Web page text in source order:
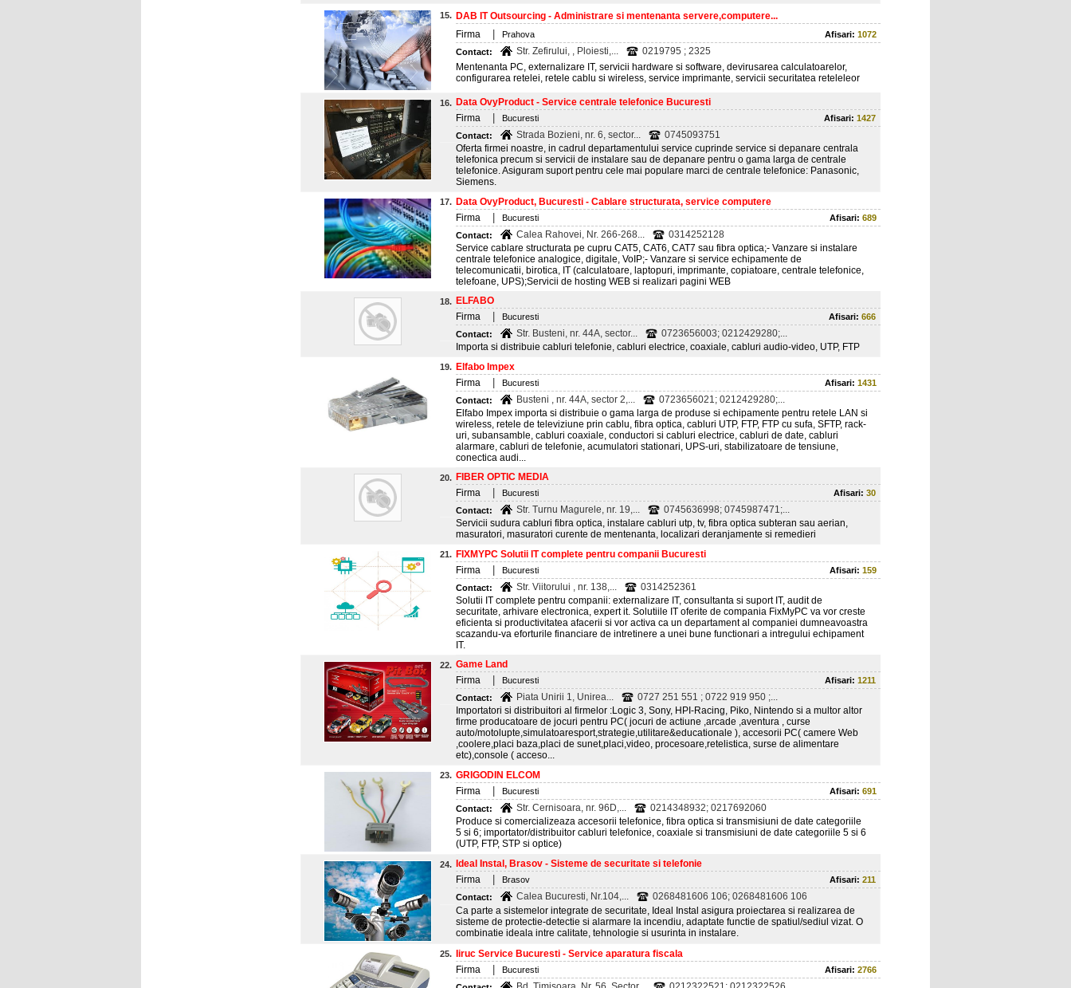
15. DAB IT Outsourcing - Administrare si mentenanta servere,computere...
Firma
Prahova Afisari: 1072
Contact:
Str. Zefirului, , Ploiesti,...
0219795 ; 2325
Mentenanta PC, externalizare IT, servicii hardware si software, devirusarea calculatoarelor,
configurarea retelei, retele cablu si wireless, service imprimante, servicii securitatea reteleleor
16. Data OvyProduct - Service centrale telefonice Bucuresti
Firma
Bucuresti Afisari: 1427
Contact:
Strada Bozieni, nr. 6, sector...
0745093751
Oferta firmei noastre, in cadrul departamentului service cuprinde service si depanare centrala
telefonica precum si servicii de instalare sau de depanare pentru o gama larga de centrale
telefonice. Asiguram suport pentru cele mai populare marci de centrale telefonice: Panasonic,
Siemens.
17. Data OvyProduct, Bucuresti - Cablare structurata, service computere
Firma
Bucuresti Afisari: 689
Contact:
Calea Rahovei, Nr. 266-268...
0314252128
Service cablare structurata pe cupru CAT5, CAT6, CAT7 sau fibra optica;- Vanzare si instalare
centrale telefonice analogice, digitale, VoIP;- Vanzare si service echipamente de
telecomunicatii, birotica, IT (calculatoare, laptopuri, imprimante, copiatoare, centrale telefonice,
telefoane, UPS);Servicii de hosting WEB si realizari pagini WEB
18. ELFABO
Firma
Bucuresti Afisari: 666
Contact:
Str. Busteni, nr. 44A, sector...
0723656003; 0212429280;...
Importa si distribuie cabluri telefonie, cabluri electrice, coaxiale, cabluri audio-video, UTP, FTP
19. Elfabo Impex
Firma
Bucuresti Afisari: 1431
Contact:
Busteni , nr. 44A, sector 2,...
0723656021; 0212429280;...
Elfabo Impex importa si distribuie o gama larga de produse si echipamente pentru retele LAN si
wireless, retele de televiziune prin cablu, fibra optica, cabluri UTP, FTP, FTP cu sufa, SFTP, rack-
uri, subansamble, cabluri coaxiale, conductori si cabluri electrice, cabluri de date, cabluri
alarmare, cabluri de telefonie, acumulatori stationari, UPS-uri, stabilizatoare de tensiune,
conectica audi...
20. FIBER OPTIC MEDIA
Firma
Bucuresti Afisari: 30
Contact:
Str. Turnu Magurele, nr. 19,...
0745636998; 0745987471;...
Servicii sudura cabluri fibra optica, instalare cabluri utp, tv, fibra optica subteran sau aerian,
masuratori, masuratori curente de mentenanta, localizari deranjamente si remedieri
21. FIXMYPC Solutii IT complete pentru companii Bucuresti
Firma
Bucuresti Afisari: 159
Contact:
Str. Viitorului , nr. 138,...
0314252361
Solutii IT complete pentru companii: externalizare IT, consultanta si suport IT, audit de
securitate, arhivare electronica, expert it. Solutiile IT oferite de compania FixMyPC va vor creste
eficienta si productivitatea afacerii si vor activa ca un departament al companiei dumneavoastra
scazandu-va eforturile financiare de intretinere a unei bune functionari a intregului echipament
IT.
22. Game Land
Firma
Bucuresti Afisari: 1211
Contact:
Piata Unirii 1, Unirea...
0727 251 551 ; 0722 919 950 ;...
Importatori si distribuitori al firmelor :Logic 3, Sony, HPI-Racing, Piko, Nintendo si a multor altor
firme producatoare de jocuri pentru PC( jocuri de actiune ,arcade ,aventura , curse
auto/motolupte,simulatoaresport,strategie,utilitare&educationale ), accesorii PC( camere Web
,coolere,placi baza,placi de sunet,placi,video, procesoare,retelistica, surse de alimentare
etc),console ( acceso...
23. GRIGODIN ELCOM
Firma
Bucuresti Afisari: 691
Contact:
Str. Cernisoara, nr. 96D,...
0214348932; 0217692060
Produce si comercializeaza accesorii telefonice, fibra optica si transmisiuni de date categoriile
5 si 6; importator/distribuitor cabluri telefonice, coaxiale si transmisiuni de date categoriile 5 si 6
(UTP, FTP, STP si optice)
24.
Ideal Instal, Brasov - Sisteme de securitate si telefonie
Firma
Brasov Afisari: 211
Contact:
Calea Bucuresti, Nr.104,...
0268481606 106; 0268481606 106
Ca parte a sistemelor integrate de securitate, Ideal Instal asigura proiectarea si realizarea de
sisteme de protectie-detectie si alarmare la incendiu, adaptate functie de spatiul/sediul vizat. O
combinatie ideala intre calitate, tehnologie si usurinta in instalare.
25.
Iiruc Service Bucuresti - Service aparatura fiscala
Firma
Bucuresti Afisari: 2766